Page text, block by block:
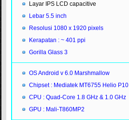
Layar IPS LCD capacitive
Lebar 5.5 inch
Resolusi 1080 x 1920 pixels
Kerapatan : ~ 401 ppi
Gorilla Glass 3
OS Android v 6.0 Marshmallow
Chipset : Mediatek MT6755 Helio P10
CPU : Quad-Core 1.8 GHz & 1.0 GHz
GPU : Mali-T860MP2